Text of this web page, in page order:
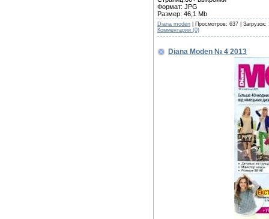
Формат: JPG
Размер: 46,1 Mb
Diana moden | Просмотров: 637 |
Комментарии (0)
Diana Moden № 4 2013